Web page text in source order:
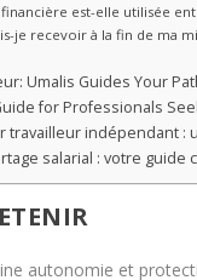
est-elle utilisée
je recevoir à la fin de ma
Umalis Guides Your
for Professionals
travailleur indépendant :
salarial : votre guide
autonomie et